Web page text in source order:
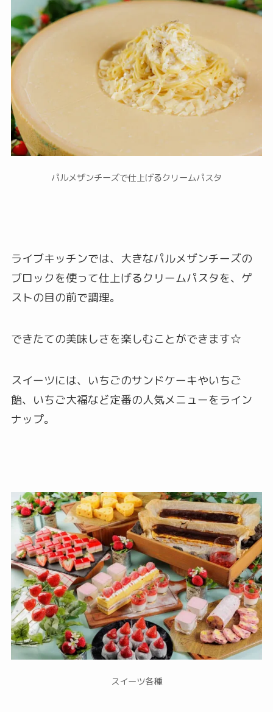
パルメザンチーズで仕上げるクリームパスタ
ライブキッチンでは、大きなパルメザンチーズの
ブロックを使って仕上げるクリームパスタを、ゲ
ストの目の前で調理。
できたての美味しさを楽しむことができます☆
スイーツには、いちごのサンドケーキやいちご
飴、いちご大福など定番の人気メニューをライン
ナップ。
スイーツ各種